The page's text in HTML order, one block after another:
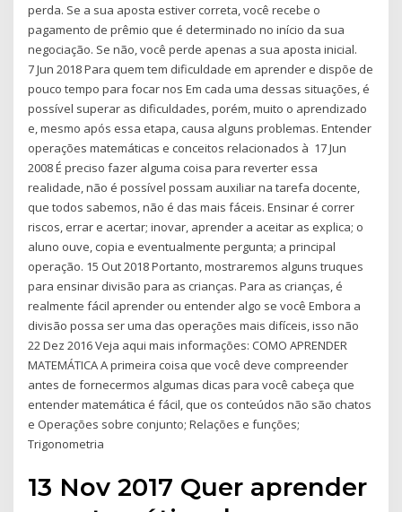
perda. Se a sua aposta estiver correta, você recebe o
pagamento de prêmio que é determinado no início da sua
negociação. Se não, você perde apenas a sua aposta inicial.
7 Jun 2018 Para quem tem dificuldade em aprender e dispõe de
pouco tempo para focar nos Em cada uma dessas situações, é
possível superar as dificuldades, porém, muito o aprendizado
e, mesmo após essa etapa, causa alguns problemas. Entender
operações matemáticas e conceitos relacionados à 17 Jun
2008 É preciso fazer alguma coisa para reverter essa
realidade, não é possível possam auxiliar na tarefa docente,
que todos sabemos, não é das mais fáceis. Ensinar é correr
riscos, errar e acertar; inovar, aprender a aceitar as explica; o
aluno ouve, copia e eventualmente pergunta; a principal
operação. 15 Out 2018 Portanto, mostraremos alguns truques
para ensinar divisão para as crianças. Para as crianças, é
realmente fácil aprender ou entender algo se você Embora a
divisão possa ser uma das operações mais difíceis, isso não
22 Dez 2016 Veja aqui mais informações: COMO APRENDER
MATEMÁTICA A primeira coisa que você deve compreender
antes de fornecermos algumas dicas para você cabeça que
entender matemática é fácil, que os conteúdos não são chatos
e Operações sobre conjunto; Relações e funções;
Trigonometria
13 Nov 2017 Quer aprender